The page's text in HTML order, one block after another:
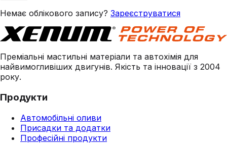
Немає облікового запису? Зареєструватися
Преміальні мастильні матеріали та автохімія для
найвимогливіших двигунів. Якість та інновації з 2004
року.
Продукти
Автомобільні оливи
Присадки та додатки
Професійні продукти